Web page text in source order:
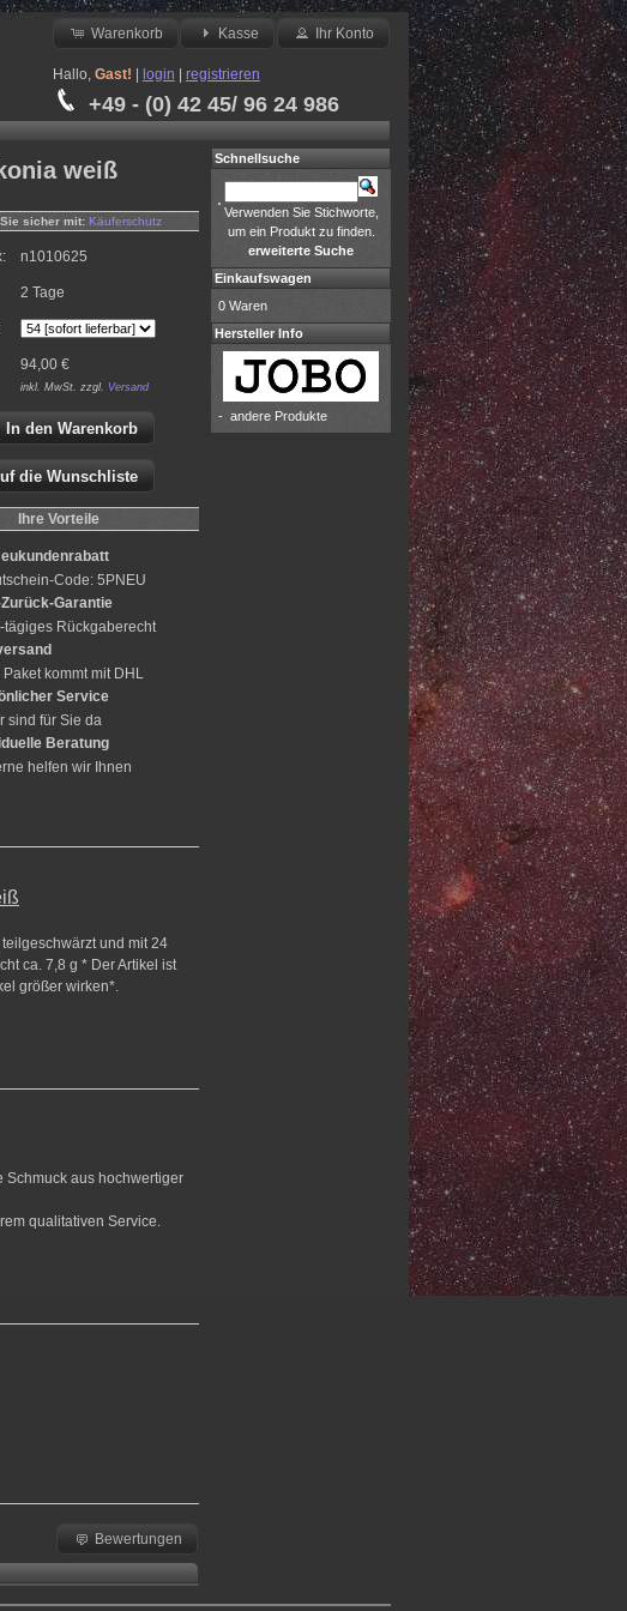
Warenkorb Kasse Ihr Konto
Hallo, Gast! login registrieren
+49 - (0) 42 45/ 96 24 986
weiß
Sie sicher mit: Käuferschutz
n1010625
2 Tage
94,00 €
inkl. MwSt. zzgl. Versand
In den Warenkorb
die Wunschliste
Ihre Vorteile
Code: 5PNEU
Garantie
tägiges Rückgaberecht
Paket kommt mit DHL
Service
sind für Sie da
Beratung
helfen wir Ihnen
und mit 24
ca. 7,8 g * Der Artikel ist
größer wirken*.
Schmuck aus hochwertiger
qualitativen Service.
Bewertungen
Schnellsuche
Verwenden Sie Stichworte,
um ein Produkt zu finden.
erweiterte Suche
Einkaufswagen
0 Waren
Hersteller Info
- andere Produkte